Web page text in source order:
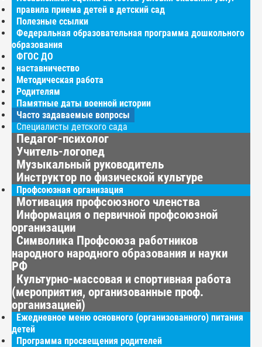
правила приема детей в детский сад
Полезные ссылки
Федеральная образовательная программа дошкольного
образования
ФГОС ДО
наставничество
Методическая работа
Родителям
Памятные даты военной истории
Часто задаваемые вопросы
Специалисты детского сада
Педагог-психолог
Учитель-логопед
Музыкальный руководитель
Инструктор по физической культуре
Профсоюзная организация
Мотивация профсоюзного членства
Информация о первичной профсоюзной
организации
Символика Профсоюза работников
народного народного образования и науки
РФ
Культурно-массовая и спортивная работа
(мероприятия, организованные проф.
организацией)
Ежедневное меню основного (организованного) питания
детей
Программа просвещения родителей